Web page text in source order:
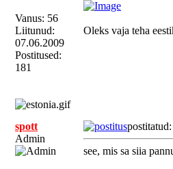
Vanus: 56
Liitunud:
07.06.2009
Postitused:
181
Oleks vaja teha
spott
Admin
see, mis sa siia